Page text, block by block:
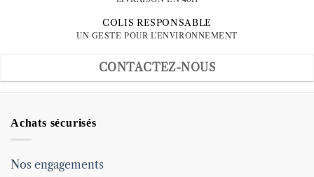
COLIS RESPONSABLE
UN GESTE POUR L'ENVIRONNEMENT
CONTACTEZ-NOUS
Achats sécurisés
Nos engagements